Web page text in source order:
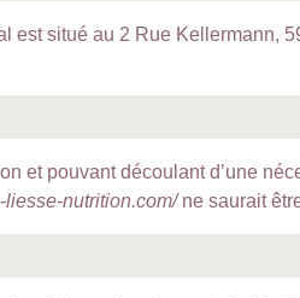
est situé au 2 Rue Kellermann,
et pouvant découlant d’une
liesse-nutrition.com/ne saurait